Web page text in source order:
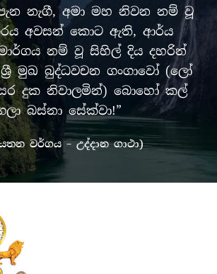
නැගී, අමා මහ නිවන නම් වූ
අවසන් කොට ඇති, ආර්ය
නම් වූ සිහිල් දිය දහරින්
මුඛ බුද්ධවචන ගංගාවෝ (ලෝ
දුක නිවාලමින්) බොහෝ කල්
බස්නා සේක්වා!”
වර්ගය – උද්දාන ගාථා)